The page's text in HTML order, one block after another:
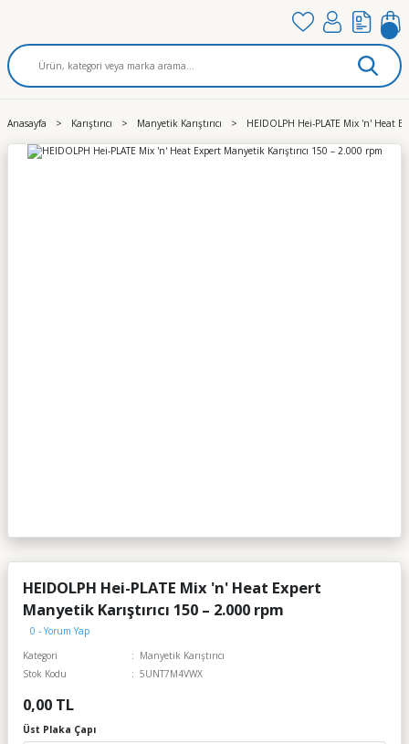
Anasayfa Karıştırıcı Manyetik Karıştırıcı HEIDOLPH Hei-PLATE Mix 'n' Heat
HEIDOLPH Hei-PLATE Mix 'n' Heat Expert
Manyetik Karıştırıcı 150 – 2.000 rpm
0 - Yorum Yap
Kategori
Manyetik Karıştırıcı
Stok Kodu
5UNT7M4VWX
0,00 TL
Üst Plaka Çapı